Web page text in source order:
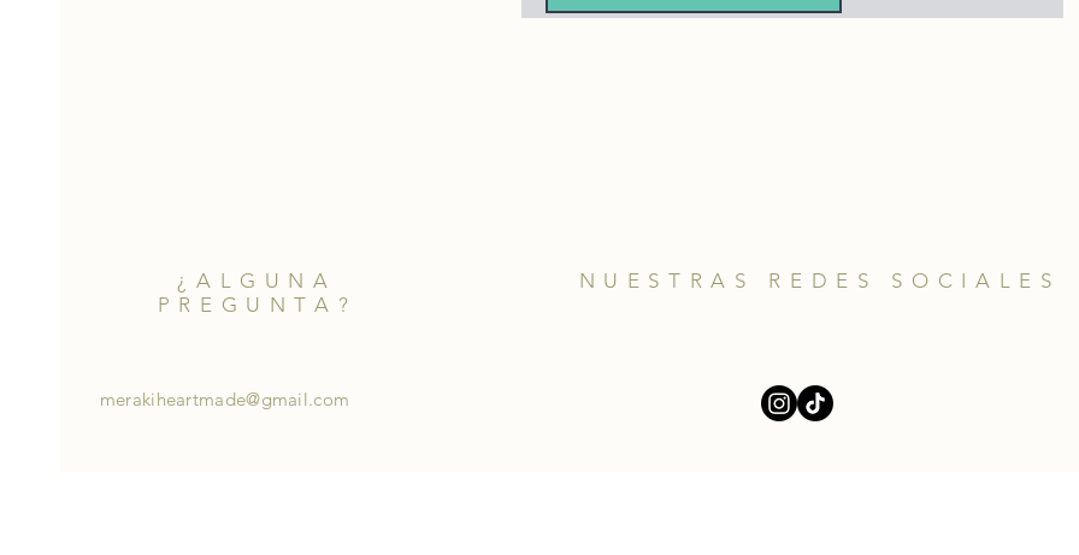
¿ALGUNA
PREGUNTA?
merakiheartmade@gmail.com
NUESTRAS REDES SOCIALES